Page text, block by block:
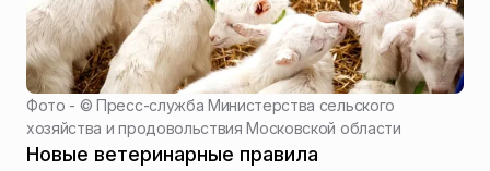
Фото - ©Пресс-служба Министерства сельского
хозяйства и продовольствия Московской области
Новые ветеринарные правила